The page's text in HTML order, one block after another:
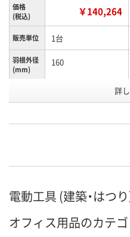
価格
(税込)
￥140,264
販売単位 1台
羽根外径
(mm)
160
HE49057
数量
カゴへ
詳
電動工具 (建築・はつ
オフィス用品のカテ